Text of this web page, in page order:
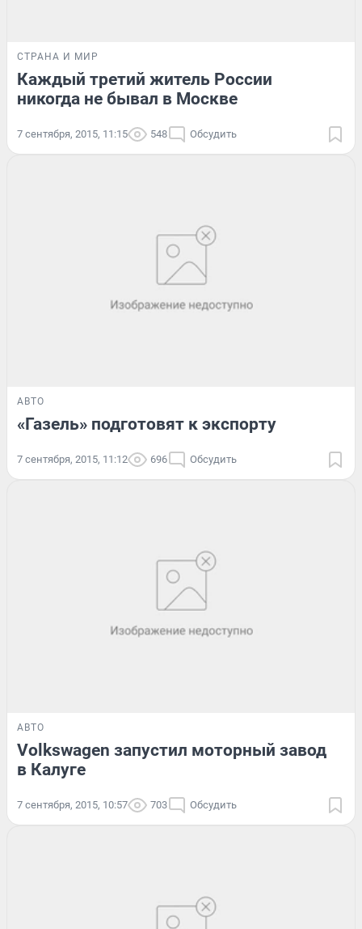
СТРАНА И МИР
Каждый третий житель России
никогда не бывал в Москве
7 сентября, 2015, 11:15 548 Обсудить
АВТО
«Газель» подготовят к экспорту
7 сентября, 2015, 11:12 696 Обсудить
АВТО
Volkswagen запустил моторный завод
в Калуге
7 сентября, 2015, 10:57 703 Обсудить